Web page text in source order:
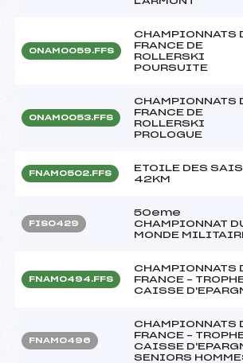
ONAM0059.FFS
CHAMPIONNATS
FRANCE DE
ROLLERSKI
POURSUITE
ONAM0053.FFS
CHAMPIONNATS
FRANCE DE
ROLLERSKI
PROLOGUE
FNAM0502.FFS
ETOILE DES
42KM
FIS0429
50eme
CHAMPIONNAT
MONDE
FNAM0494.FFS
CHAMPIONNATS
FRANCE –
CAISSE
FNAM0496
CHAMPIONNATS
FRANCE –
CAISSE
SENIORS